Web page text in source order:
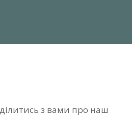
з вами про наш